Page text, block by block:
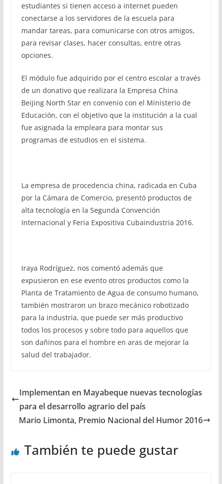
estudiantes si tienen acceso a internet pueden
conectarse a los servidores de la escuela para
mandar tareas, para comunicarse con otros amigos,
para revisar clases, hacer consultas, entre otras
opciones.
El módulo fue adquirido por el centro escolar a través
de un donativo que realizara la Empresa China
Beijing North Star en convenio con el Ministerio de
Educación, con el objetivo que la institución a la cual
fue asignada la empleara para montar sus
programas de estudios en el sistema.
La empresa de procedencia china, radicada en Cuba
por la Cámara de Comercio, presentó productos de
alta tecnología en la Segunda Convención
Internacional y Feria Expositiva Cubaindustria 2016.
Iraya Rodríguez, nos comentó además que
expusieron en ese evento otros productos como la
Planta de Tratamiento de Agua de consumo humano,
también mostraron un brazo mecánico robotizado
para la industria, que puede ser más productivo
todos los procesos y sobre todo para aquellos que
son dañinos para el hombre en aras de mejorar la
salud del trabajador.
Implementan en Mayabeque nuevas tecnologías
para el desarrollo agrario del país
Mario Limonta, Premio Nacional del Humor 2016
También te puede gustar